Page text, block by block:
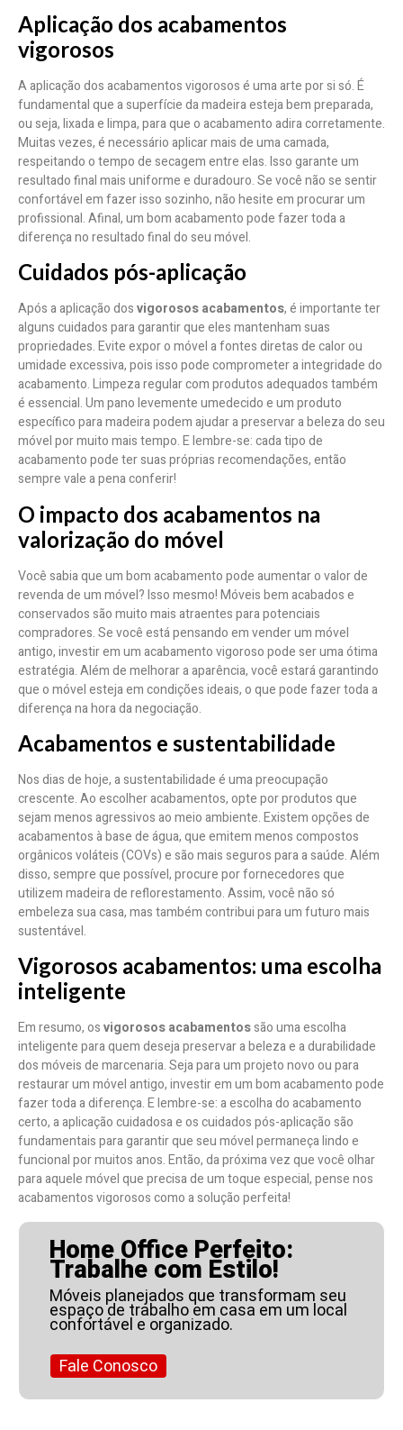
Aplicação dos acabamentos
vigorosos
A aplicação dos acabamentos vigorosos é uma arte por si só. É
fundamental que a superfície da madeira esteja bem preparada,
ou seja, lixada e limpa, para que o acabamento adira corretamente.
Muitas vezes, é necessário aplicar mais de uma camada,
respeitando o tempo de secagem entre elas. Isso garante um
resultado final mais uniforme e duradouro. Se você não se sentir
confortável em fazer isso sozinho, não hesite em procurar um
profissional. Afinal, um bom acabamento pode fazer toda a
diferença no resultado final do seu móvel.
Cuidados pós-aplicação
Após a aplicação dosvigorosos acabamentos, é importante ter
alguns cuidados para garantir que eles mantenham suas
propriedades. Evite expor o móvel a fontes diretas de calor ou
umidade excessiva, pois isso pode comprometer a integridade do
acabamento. Limpeza regular com produtos adequados também
é essencial. Um pano levemente umedecido e um produto
específico para madeira podem ajudar a preservar a beleza do seu
móvel por muito mais tempo. E lembre-se: cada tipo de
acabamento pode ter suas próprias recomendações, então
sempre vale a pena conferir!
O impacto dos acabamentos na
valorização do móvel
Você sabia que um bom acabamento pode aumentar o valor de
revenda de um móvel? Isso mesmo! Móveis bem acabados e
conservados são muito mais atraentes para potenciais
compradores. Se você está pensando em vender um móvel
antigo, investir em um acabamento vigoroso pode ser uma ótima
estratégia. Além de melhorar a aparência, você estará garantindo
que o móvel esteja em condições ideais, o que pode fazer toda a
diferença na hora da negociação.
Acabamentos e sustentabilidade
Nos dias de hoje, a sustentabilidade é uma preocupação
crescente. Ao escolher acabamentos, opte por produtos que
sejam menos agressivos ao meio ambiente. Existem opções de
acabamentos à base de água, que emitem menos compostos
orgânicos voláteis (COVs) e são mais seguros para a saúde. Além
disso, sempre que possível, procure por fornecedores que
utilizem madeira de reflorestamento. Assim, você não só
embeleza sua casa, mas também contribui para um futuro mais
sustentável.
Vigorosos acabamentos: uma escolha
inteligente
Em resumo, osvigorosos acabamentossão uma escolha
inteligente para quem deseja preservar a beleza e a durabilidade
dos móveis de marcenaria. Seja para um projeto novo ou para
restaurar um móvel antigo, investir em um bom acabamento pode
fazer toda a diferença. E lembre-se: a escolha do acabamento
certo, a aplicação cuidadosa e os cuidados pós-aplicação são
fundamentais para garantir que seu móvel permaneça lindo e
funcional por muitos anos. Então, da próxima vez que você olhar
para aquele móvel que precisa de um toque especial, pense nos
acabamentos vigorosos como a solução perfeita!
Home Office Perfeito:
Trabalhe com Estilo!
Móveis planejados que transformam seu
espaço de trabalho em casa em um local
confortável e organizado.
Fale Conosco